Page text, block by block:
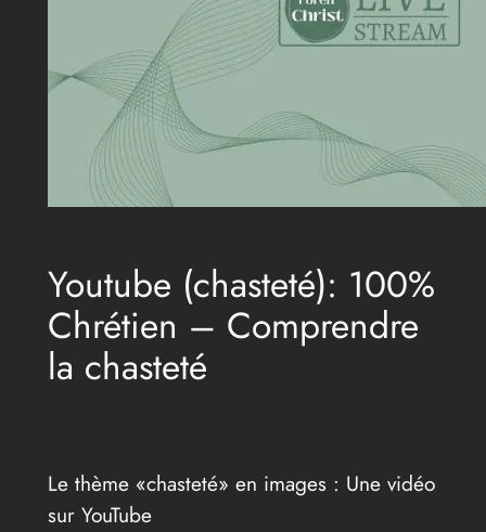
Youtube (chasteté): 100%
Chrétien – Comprendre
la chasteté
Le thème «chasteté» en images : Une vidéo
sur YouTube